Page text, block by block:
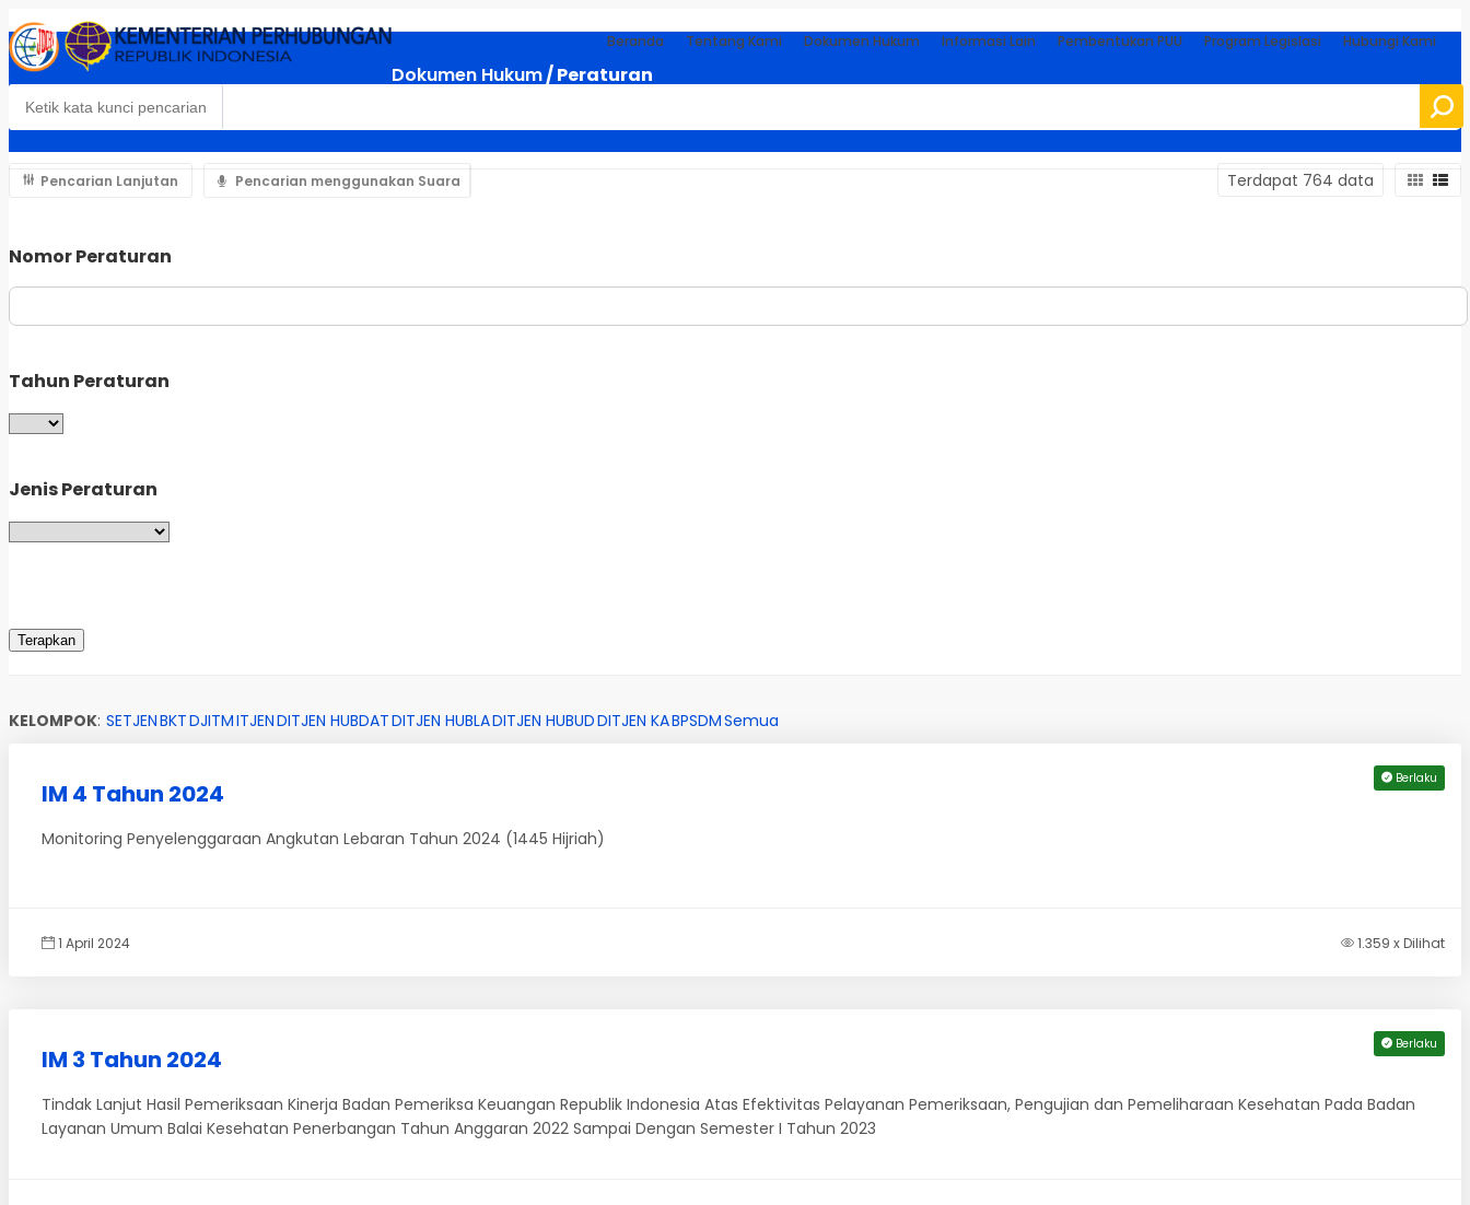
Beranda Tentang Kami Dokumen Hukum Informasi Lain Pembentukan PUU Program Legislasi Hubungi Kami
Dokumen Hukum/ Peraturan
Pencarian Lanjutan Pencarian menggunakan Suara Terdapat 764 data
Nomor Peraturan
Tahun Peraturan
Jenis Peraturan
KELOMPOK: SETJENBKTDJITMITJENDITJEN HUBDATDITJEN HUBLADITJEN HUBUDDITJEN KABPSDMSemua
Berlaku
IM 4 Tahun 2024
Monitoring Penyelenggaraan Angkutan Lebaran Tahun 2024 (1445 Hijriah)
1 April 2024 1.359 x Dilihat
Berlaku
IM 3 Tahun 2024
Tindak Lanjut Hasil Pemeriksaan Kinerja Badan Pemeriksa Keuangan Republik Indonesia Atas Efektivitas Pelayanan Pemeriksaan, Pengujian dan Pemeliharaan Kesehatan Pada Badan
Layanan Umum Balai Kesehatan Penerbangan Tahun Anggaran 2022 Sampai Dengan Semester I Tahun 2023